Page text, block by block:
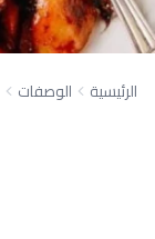
الرئيسية الوصفات